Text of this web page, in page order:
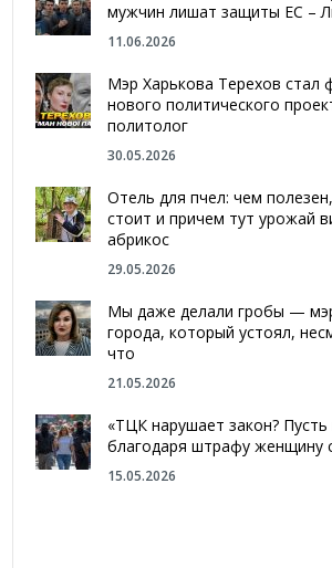
мужчин лишат защиты ЕС –
11.06.2026
Мэр Харькова Терехов стал
нового политического
политолог
30.05.2026
Отель для пчел: чем
стоит и причем тут урожай
абрикос
29.05.2026
Мы даже делали гробы —
города, который устоял,
что
21.05.2026
«ТЦК нарушает закон? Пусть
благодаря штрафу женщину
15.05.2026